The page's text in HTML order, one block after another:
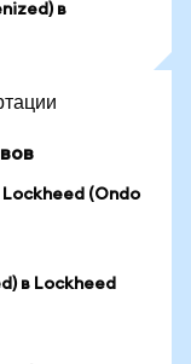
в
Lockheed (Ondo
в Lockheed